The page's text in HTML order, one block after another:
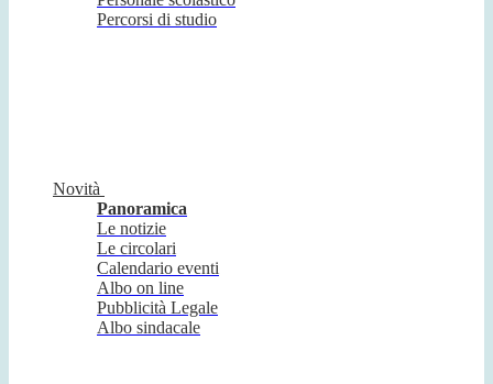
Percorsi di studio
Novità
Panoramica
Le notizie
Le circolari
Calendario eventi
Albo on line
Pubblicità Legale
Albo sindacale